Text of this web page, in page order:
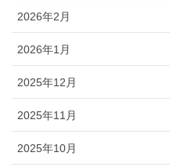
2026年2月
2026年1月
2025年12月
2025年11月
2025年10月